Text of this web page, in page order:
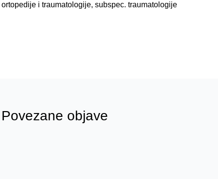
ortopedije i traumatologije, subspec. traumatologije
Povezane objave